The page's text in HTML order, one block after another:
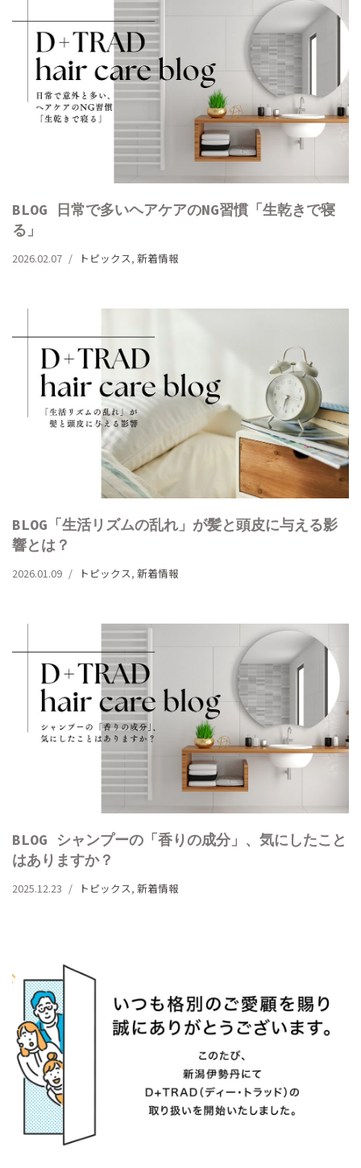
BLOG 日常で多いヘアケアのNG習慣「生乾きで寝
る」
2026.02.07 トピックス, 新着情報
BLOG「生活リズムの乱れ」が髪と頭皮に与える影
響とは？
2026.01.09 トピックス, 新着情報
BLOG シャンプーの「香りの成分」、気にしたこと
はありますか？
2025.12.23 トピックス, 新着情報